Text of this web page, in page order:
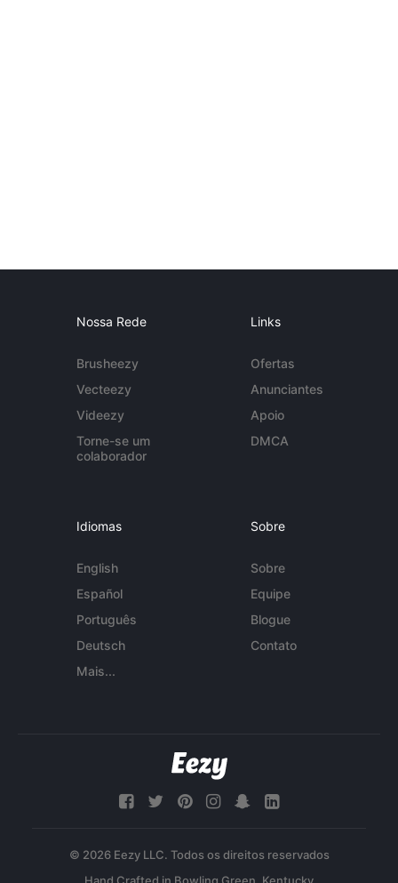
Nossa Rede
Brusheezy
Vecteezy
Videezy
Torne-se um
colaborador
Links
Ofertas
Anunciantes
Apoio
DMCA
Idiomas
English
Español
Português
Deutsch
Mais...
Sobre
Sobre
Equipe
Blogue
Contato
© 2026 Eezy LLC. Todos os direitos reservados